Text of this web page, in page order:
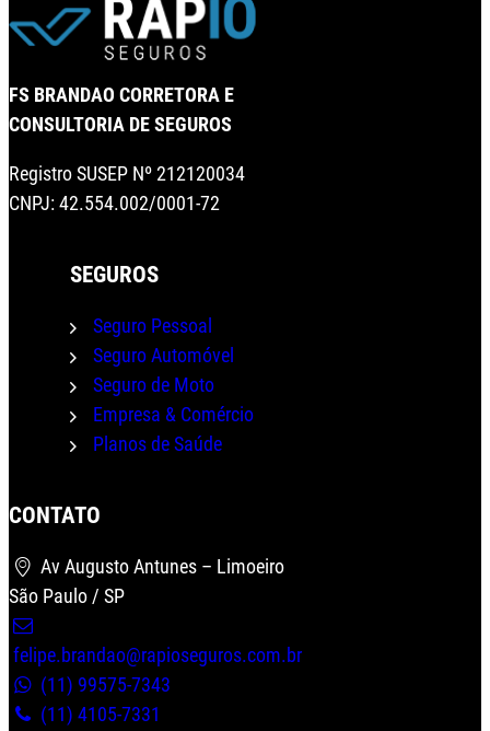
FS BRANDAO CORRETORA E
CONSULTORIA DE SEGUROS
Registro SUSEP Nº 212120034
CNPJ: 42.554.002/0001-72
SEGUROS
Seguro Pessoal
Seguro Automóvel
Seguro de Moto
Empresa & Comércio
Planos de Saúde
CONTATO
Av Augusto Antunes – Limoeiro
São Paulo / SP
felipe.brandao@rapioseguros.com.br
(11) 99575-7343
(11) 4105-7331